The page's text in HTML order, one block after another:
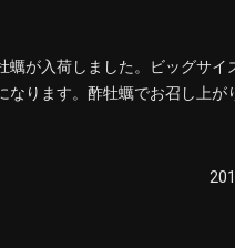
蠣が入荷しました。ビッグサイ
なります。酢牡蠣でお召し上が